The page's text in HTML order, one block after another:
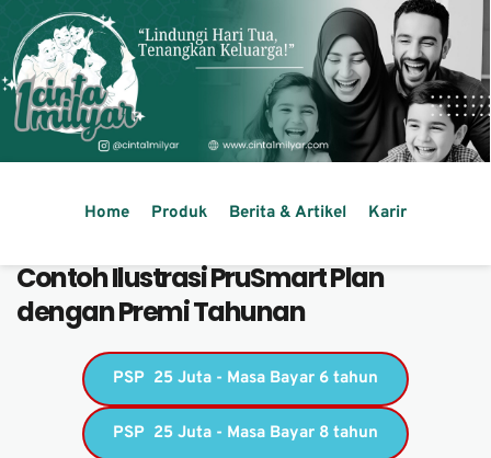
Home Produk Berita & Artikel Karir
Contoh Ilustrasi PruSmart Plan
dengan Premi Tahunan
PSP 25 Juta - Masa Bayar 6 tahun
PSP 25 Juta - Masa Bayar 8 tahun